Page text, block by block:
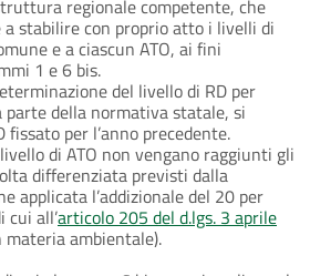
regionale competente, che
stabilire con proprio atto i livelli di
e a ciascun ATO, ai fini
1 e 6 bis.
del livello di RD per
parte della normativa statale, si
per l’anno precedente.
di ATO non vengano raggiunti gli
differenziata previsti dalla
applicata l’addizionale del 20 per
cui all’articolo 205 del d.lgs. 3 aprile
materia ambientale).